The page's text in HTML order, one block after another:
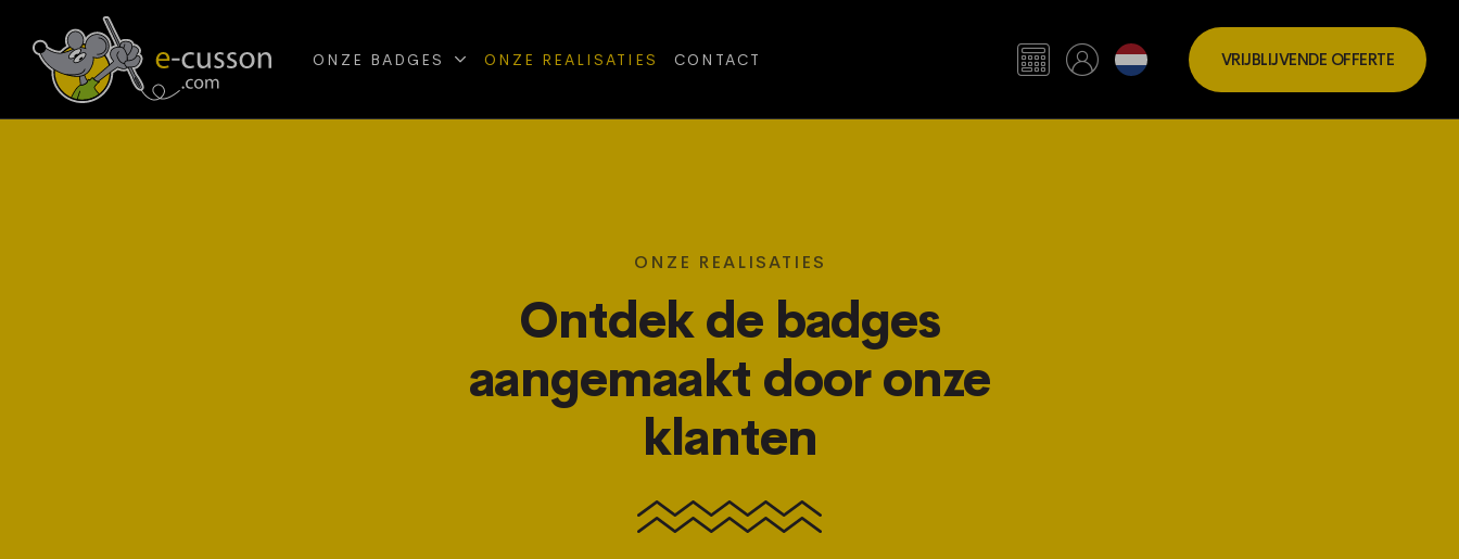
ONZE BADGES ONZE REALISATIES CONTACT VRIJBLIJVENDE OFFERTE
ONZE REALISATIES
Ontdek de badges
aangemaakt door onze
klanten